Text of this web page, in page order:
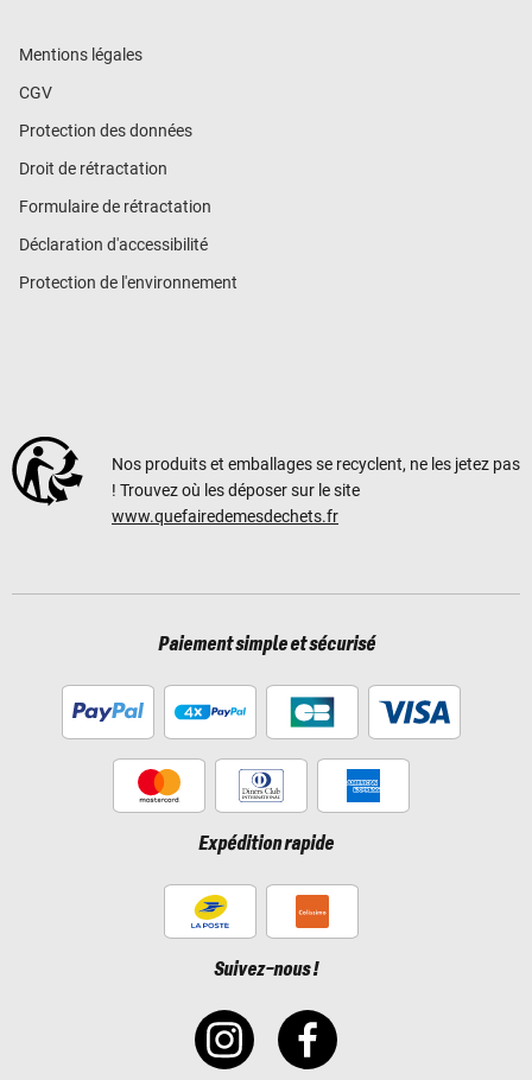
Mentions légales
CGV
Protection des données
Droit de rétractation
Formulaire de rétractation
Déclaration d'accessibilité
Protection de l'environnement
Nos produits et emballages se recyclent, ne les jetez pas
! Trouvez où les déposer sur le site
www.quefairedemesdechets.fr
Paiement simple et sécurisé
Expédition rapide
Suivez-nous !